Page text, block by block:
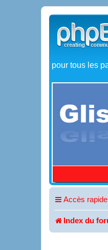
pour tous les
Accès rapide
Index du